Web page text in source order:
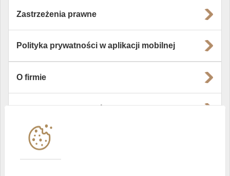
Zastrzeżenia prawne
Polityka prywatności w aplikacji mobilnej
O firmie
Instytucje współpracujące